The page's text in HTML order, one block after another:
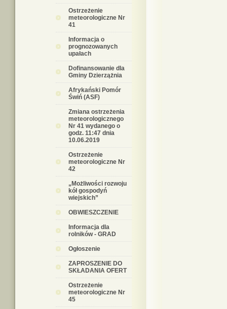
Ostrzeżenie
meteorologiczne Nr
41
Informacja o
prognozowanych
upałach
Dofinansowanie dla
Gminy Dzierzążnia
Afrykański Pomór
Świń (ASF)
Zmiana ostrzeżenia
meteorologicznego
Nr 41 wydanego o
godz. 11:47 dnia
10.06.2019
Ostrzeżenie
meteorologiczne Nr
42
„Możliwości rozwoju
kół gospodyń
wiejskich”
OBWIESZCZENIE
Informacja dla
rolników - GRAD
Ogłoszenie
ZAPROSZENIE DO
SKŁADANIA OFERT
Ostrzeżenie
meteorologiczne Nr
45